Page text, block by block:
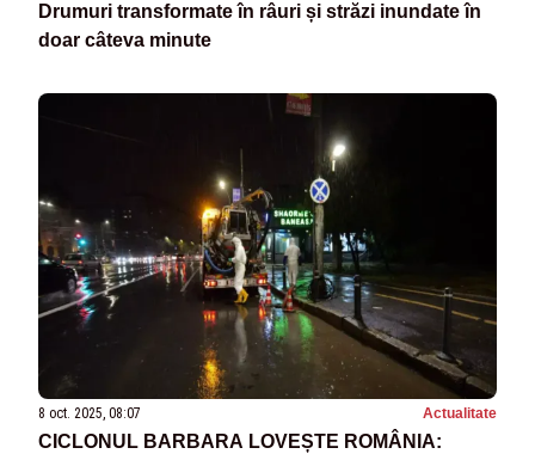
Drumuri transformate în râuri și străzi inundate în
doar câteva minute
8 oct. 2025, 08:07 Actualitate
CICLONUL BARBARA LOVEȘTE ROMÂNIA: